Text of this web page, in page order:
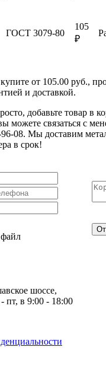
ГОСТ 3079-80
105
₽
от 105.00 руб.,
и доставкой.
добавьте товар в
можете связаться с
08. Мы доставим
в срок!
шоссе,
пт, в 9:00 - 18:00